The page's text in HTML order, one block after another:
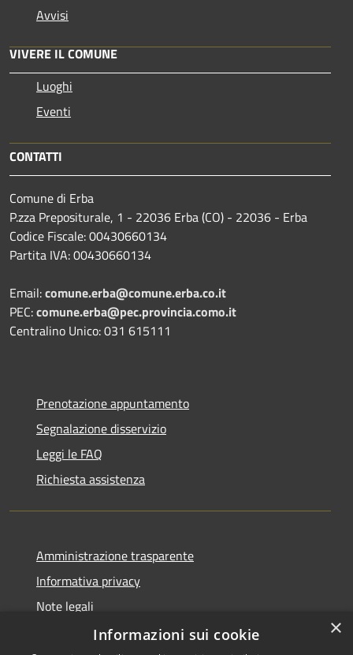
Avvisi
VIVERE IL COMUNE
Luoghi
Eventi
CONTATTI
Comune di Erba
P.zza Prepositurale, 1 - 22036 Erba (CO) - 22036 - Erba
Codice Fiscale: 00430660134
Partita IVA: 00430660134
Email:comune.erba@comune.erba.co.it
PEC:comune.erba@pec.provincia.como.it
Centralino Unico: 031 615111
Prenotazione appuntamento
Segnalazione disservizio
Leggi le FAQ
Richiesta assistenza
Amministrazione trasparente
Informativa privacy
Note legali
Dichiarazione di accessibilità
×
Informazioni sui cookie